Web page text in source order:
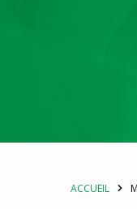
ACCUEIL